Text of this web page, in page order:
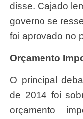
disse. Cajado
governo se
foi aprovado no
Orçamento
O principal debate na votação do Orçamento
de 2014 foi
orçamento